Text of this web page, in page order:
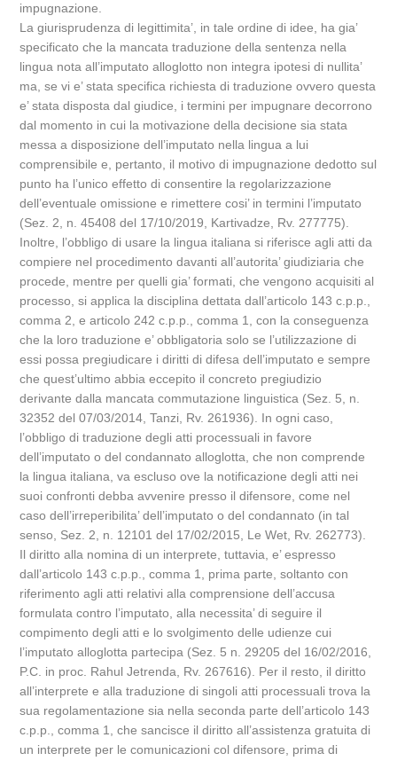
impugnazione.
La giurisprudenza di legittimita’, in tale ordine di idee, ha gia’
specificato che la mancata traduzione della sentenza nella
lingua nota all’imputato alloglotto non integra ipotesi di nullita’
ma, se vi e’ stata specifica richiesta di traduzione ovvero questa
e’ stata disposta dal giudice, i termini per impugnare decorrono
dal momento in cui la motivazione della decisione sia stata
messa a disposizione dell’imputato nella lingua a lui
comprensibile e, pertanto, il motivo di impugnazione dedotto sul
punto ha l’unico effetto di consentire la regolarizzazione
dell’eventuale omissione e rimettere cosi’ in termini l’imputato
(Sez. 2, n. 45408 del 17/10/2019, Kartivadze, Rv. 277775).
Inoltre, l’obbligo di usare la lingua italiana si riferisce agli atti da
compiere nel procedimento davanti all’autorita’ giudiziaria che
procede, mentre per quelli gia’ formati, che vengono acquisiti al
processo, si applica la disciplina dettata dall’articolo 143 c.p.p.,
comma 2, e articolo 242 c.p.p., comma 1, con la conseguenza
che la loro traduzione e’ obbligatoria solo se l’utilizzazione di
essi possa pregiudicare i diritti di difesa dell’imputato e sempre
che quest’ultimo abbia eccepito il concreto pregiudizio
derivante dalla mancata commutazione linguistica (Sez. 5, n.
32352 del 07/03/2014, Tanzi, Rv. 261936). In ogni caso,
l’obbligo di traduzione degli atti processuali in favore
dell’imputato o del condannato alloglotta, che non comprende
la lingua italiana, va escluso ove la notificazione degli atti nei
suoi confronti debba avvenire presso il difensore, come nel
caso dell’irreperibilita’ dell’imputato o del condannato (in tal
senso, Sez. 2, n. 12101 del 17/02/2015, Le Wet, Rv. 262773).
Il diritto alla nomina di un interprete, tuttavia, e’ espresso
dall’articolo 143 c.p.p., comma 1, prima parte, soltanto con
riferimento agli atti relativi alla comprensione dell’accusa
formulata contro l’imputato, alla necessita’ di seguire il
compimento degli atti e lo svolgimento delle udienze cui
l’imputato alloglotta partecipa (Sez. 5 n. 29205 del 16/02/2016,
P.C. in proc. Rahul Jetrenda, Rv. 267616). Per il resto, il diritto
all’interprete e alla traduzione di singoli atti processuali trova la
sua regolamentazione sia nella seconda parte dell’articolo 143
c.p.p., comma 1, che sancisce il diritto all’assistenza gratuita di
un interprete per le comunicazioni col difensore, prima di